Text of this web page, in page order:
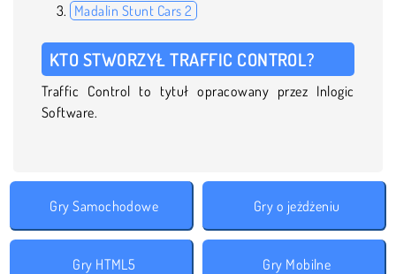
Madalin Stunt Cars 2
KTO STWORZYŁ TRAFFIC CONTROL?
Traffic Control to tytuł opracowany przez Inlogic
Software.
Gry Samochodowe Gry o jeżdżeniu
Gry HTML5 Gry Mobilne